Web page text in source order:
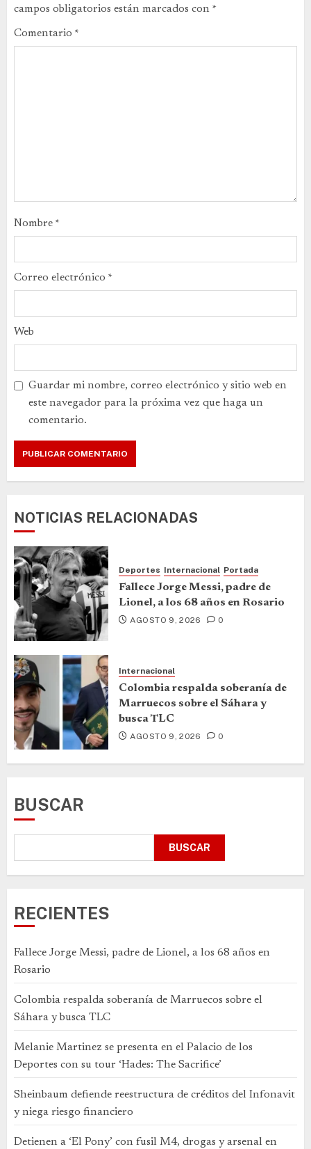
campos obligatorios están marcados con *
Comentario *
Nombre *
Correo electrónico *
Web
Guardar mi nombre, correo electrónico y sitio web en
este navegador para la próxima vez que haga un
comentario.
NOTICIAS RELACIONADAS
Deportes Internacional Portada
Fallece Jorge Messi, padre de
Lionel, a los 68 años en Rosario
AGOSTO 9, 2026 0
Internacional
Colombia respalda soberanía de
Marruecos sobre el Sáhara y
busca TLC
AGOSTO 9, 2026 0
BUSCAR
BUSCAR
RECIENTES
Fallece Jorge Messi, padre de Lionel, a los 68 años en
Rosario
Colombia respalda soberanía de Marruecos sobre el
Sáhara y busca TLC
Melanie Martinez se presenta en el Palacio de los
Deportes con su tour ‘Hades: The Sacrifice’
Sheinbaum defiende reestructura de créditos del Infonavit
y niega riesgo financiero
Detienen a ‘El Pony’ con fusil M4, drogas y arsenal en